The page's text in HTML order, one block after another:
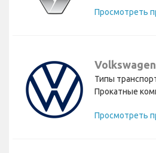
Типы
Прокатные